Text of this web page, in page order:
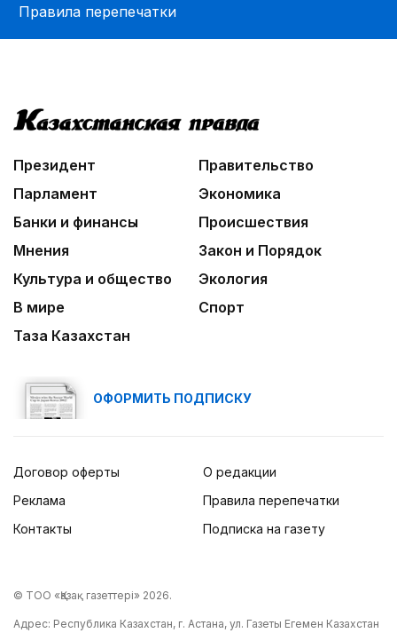
Правила перепечатки
Президент
Правительство
Парламент
Экономика
Банки и финансы
Происшествия
Мнения
Закон и Порядок
Культура и общество
Экология
В мире
Спорт
Таза Казахстан
ОФОРМИТЬ ПОДПИСКУ
Договор оферты
Реклама
Контакты
О редакции
Правила перепечатки
Подписка на газету
© ТОО «Қазақ газеттері» 2026.
Адрес: Республика Казахстан, г. Астана, ул. Газеты Егемен Казахстан